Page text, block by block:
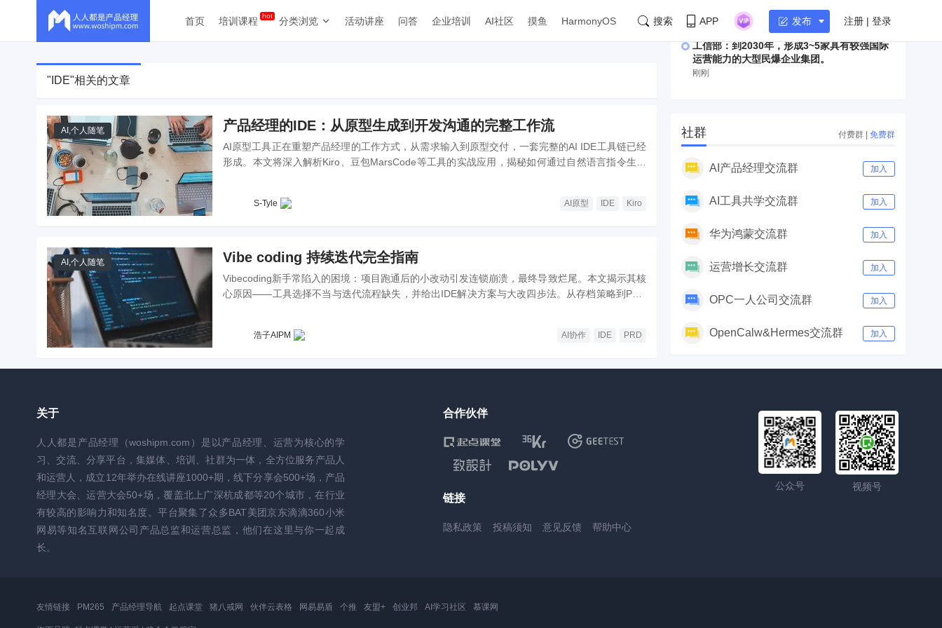
首页 培训课程 分类浏览 活动讲座 问答 企业培训 AI社区 摸鱼 HarmonyOS 搜索 APP 发布 注册 | 登录
"IDE"相关的文章
AI ,个人随笔 产品经理的IDE：从原型生成到开发沟通的完整工作流
AI原型工具正在重塑产品经理的工作方式，从需求输入到原型交付，一套完整的AI IDE工具链已经
形成。本文将深入解析Kiro、豆包MarsCode等工具的实战应用，揭秘如何通过自然语言指令生成
S-Tyle AI原型 IDE Kiro
AI ,个人随笔 Vibe coding 持续迭代完全指南
Vibecoding新手常陷入的困境：项目跑通后的小改动引发连锁崩溃，最终导致烂尾。本文揭示其核
心原因——工具选择不当与迭代流程缺失，并给出IDE解决方案与大改四步法。从存档策略到PRD
浩子AIPM AI协作 IDE PRD
刚刚
工信部：到2030年，形成3~5家具有较强国际
运营能力的大型民爆企业集团。
刚刚
社群 付费群 | 免费群
AI产品经理交流群 加入
AI工具共学交流群 加入
华为鸿蒙交流群 加入
运营增长交流群 加入
OPC一人公司交流群 加入
OpenCalw&Hermes交流群 加入
关于
人人都是产品经理（woshipm.com）是以产品经理、运营为核心的学
习、交流、分享平台，集媒体、培训、社群为一体，全方位服务产品人
和运营人，成立12年举办在线讲座1000+期，线下分享会500+场，产品
经理大会、运营大会50+场，覆盖北上广深杭成都等20个城市，在行业
有较高的影响力和知名度。平台聚集了众多BAT美团京东滴滴360小米
网易等知名互联网公司产品总监和运营总监，他们在这里与你一起成
长。
合作伙伴
链接
隐私政策 投稿须知 意见反馈 帮助中心
公众号 视频号
友情链接 PM265 产品经理导航 起点课堂 猪八戒网 伙伴云表格 网易易盾 个推 友盟+ 创业邦 AI学习社区 慕课网